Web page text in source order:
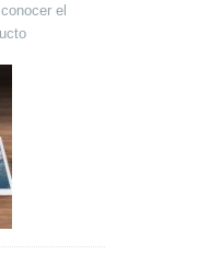
el